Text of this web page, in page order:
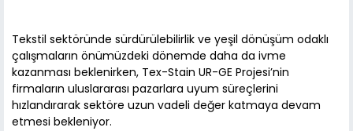
Tekstil sektöründe sürdürülebilirlik ve yeşil dönüşüm odaklı
çalışmaların önümüzdeki dönemde daha da ivme
kazanması beklenirken, Tex-Stain UR-GE Projesi’nin
firmaların uluslararası pazarlara uyum süreçlerini
hızlandırarak sektöre uzun vadeli değer katmaya devam
etmesi bekleniyor.